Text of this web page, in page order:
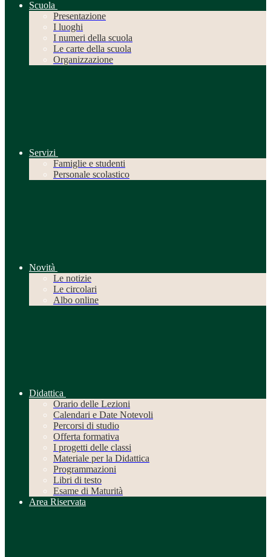
Scuola
Presentazione
I luoghi
I numeri della scuola
Le carte della scuola
Organizzazione
Servizi
Famiglie e studenti
Personale scolastico
Novità
Le notizie
Le circolari
Albo online
Didattica
Orario delle Lezioni
Calendari e Date Notevoli
Percorsi di studio
Offerta formativa
I progetti delle classi
Materiale per la Didattica
Programmazioni
Libri di testo
Esame di Maturità
Area Riservata